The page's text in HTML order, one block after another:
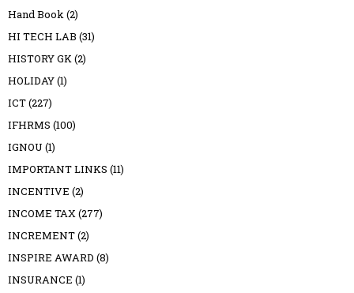
Hand Book(2)
HI TECH LAB (31)
HISTORY GK(2)
HOLIDAY(1)
ICT(227)
IFHRMS (100)
IGNOU (1)
IMPORTANT LINKS (11)
INCENTIVE (2)
INCOME TAX(277)
INCREMENT(2)
INSPIRE AWARD (8)
INSURANCE (1)